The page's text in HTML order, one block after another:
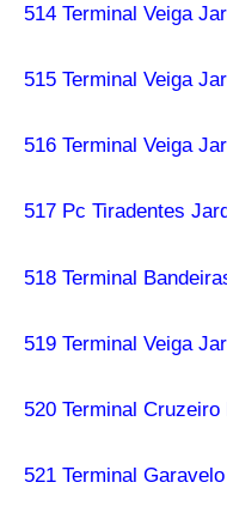
514 Terminal Veiga
515 Terminal Veiga
516 Terminal Veiga
517 Pc Tiradentes
518 Terminal
519 Terminal Veiga
520 Terminal
521 Terminal